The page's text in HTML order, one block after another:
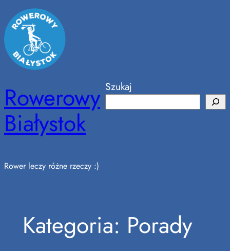
Przejdź
do
treści
Rowerowy
Białystok
Rower leczy różne rzeczy :)
Szukaj
Kategoria: Porady